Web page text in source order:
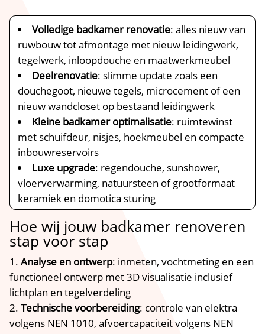
Volledige badkamer renovatie: alles nieuw van
ruwbouw tot afmontage met nieuw leidingwerk,
tegelwerk, inloopdouche en maatwerkmeubel
Deelrenovatie: slimme update zoals een
douchegoot, nieuwe tegels, microcement of een
nieuw wandcloset op bestaand leidingwerk
Kleine badkamer optimalisatie: ruimtewinst
met schuifdeur, nisjes, hoekmeubel en compacte
inbouwreservoirs
Luxe upgrade: regendouche, sunshower,
vloerverwarming, natuursteen of grootformaat
keramiek en domotica sturing
Hoe wij jouw badkamer renoveren
stap voor stap
Analyse en ontwerp: inmeten, vochtmeting en een
functioneel ontwerp met 3D visualisatie inclusief
lichtplan en tegelverdeling
Technische voorbereiding: controle van elektra
volgens NEN 1010, afvoercapaciteit volgens NEN